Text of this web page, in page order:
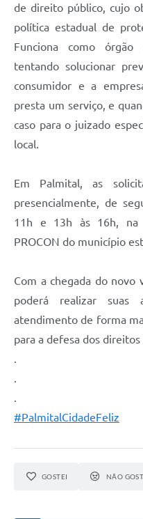
de direito público, cujo
política estadual de
Funciona como
tentando solucionar
consumidor e a
presta um serviço, e
caso para o juizado
local.
Em Palmital, as
presencialmente, de
11h e 13h às 16h, na
PROCON do município
Com a chegada do novo
poderá realizar suas
atendimento de forma
para a defesa dos direitos
#PalmitalCidadeFeliz
GOSTEI NÃO